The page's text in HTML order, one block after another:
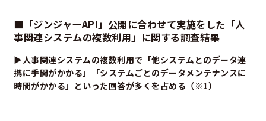
■「ジンジャーAPI」公開に合わせて実施をした「人
事関連システムの複数利用」に関する調査結果
▶人事関連システムの複数利用で「他システムとのデータ連
携に手間がかかる」「システムごとのデータメンテナンスに
時間がかかる」といった回答が多くを占める（※1）